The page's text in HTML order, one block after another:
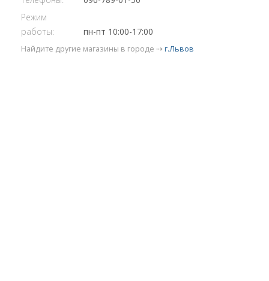
Режим
работы:
пн-пт 10:00-17:00
Найдите другие магазины в городе ⇢ г.Львов